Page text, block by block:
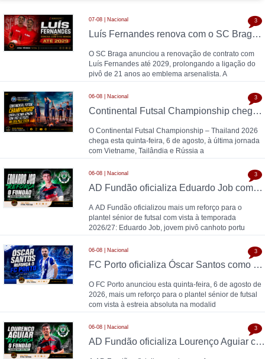
07-08 | Nacional
Luís Fernandes renova com o SC Braga até 2029
O SC Braga anunciou a renovação de contrato com
Luís Fernandes até 2029, prolongando a ligação do
pivô de 21 anos ao emblema arsenalista. A
3
06-08 | Nacional
Continental Futsal Championship chega à última jornada com três seleções na luta pelo título
O Continental Futsal Championship – Thailand 2026
chega esta quinta-feira, 6 de agosto, à última jornada
com Vietname, Tailândia e Rússia a
3
06-08 | Nacional
AD Fundão oficializa Eduardo Job como reforço para 2026/27
A AD Fundão oficializou mais um reforço para o
plantel sénior de futsal com vista à temporada
2026/27: Eduardo Job, jovem pivô canhoto portu
3
06-08 | Nacional
FC Porto oficializa Óscar Santos como 13.º reforço para o futsal: "O futsal acompanhou-me durante toda a vida"
O FC Porto anunciou esta quinta-feira, 6 de agosto de
2026, mais um reforço para o plantel sénior de futsal
com vista à estreia absoluta na modalid
3
06-08 | Nacional
AD Fundão oficializa Lourenço Aguiar como reforço para 2026/27
3